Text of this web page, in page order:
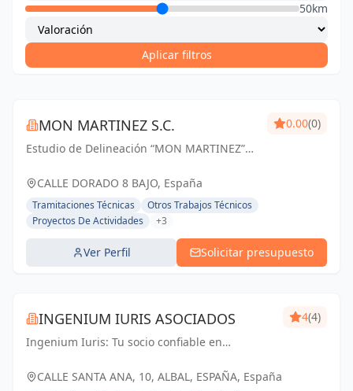
50km
Aplicar filtros
MON MARTINEZ S.C.
Estudio de Delineación “MON MARTINEZ”
de 25 años de experiencia. Entendemos
nuestro trabajo, como parte importante de
un trabajo...
0.00(0)
CALLE DORADO 8 BAJO, España
Tramitaciones Técnicas
Otros Trabajos Técnicos
Proyectos De Actividades
+3
Ver Perfil Solicitar presupuesto
INGENIUM IURIS ASOCIADOS
Ingenium Iuris: Tu socio confiable en
Soluciones profesionales para proyectos
4(4)
CALLE SANTA ANA, 10, ALBAL, ESPAÑA, España